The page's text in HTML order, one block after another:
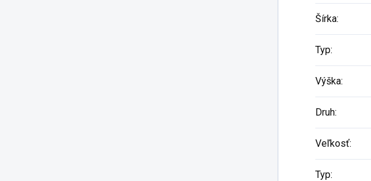
Šírka:
Typ:
Výška:
Druh:
Veľkosť:
Typ: